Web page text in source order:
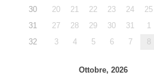
30
20 21 22 23 24 25
31
27 28 29 30 31 1
32
3 4 5 6 7 8
Ottobre, 2026